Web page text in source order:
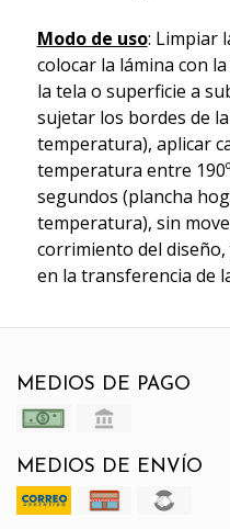
Modo de uso: Limpiar
colocar la lámina con
la tela o superficie a
sujetar los bordes de
temperatura), aplicar
temperatura entre
segundos (plancha
temperatura), sin
corrimiento del
en la transferencia de
MEDIOS DE PAGO
MEDIOS DE ENVÍO